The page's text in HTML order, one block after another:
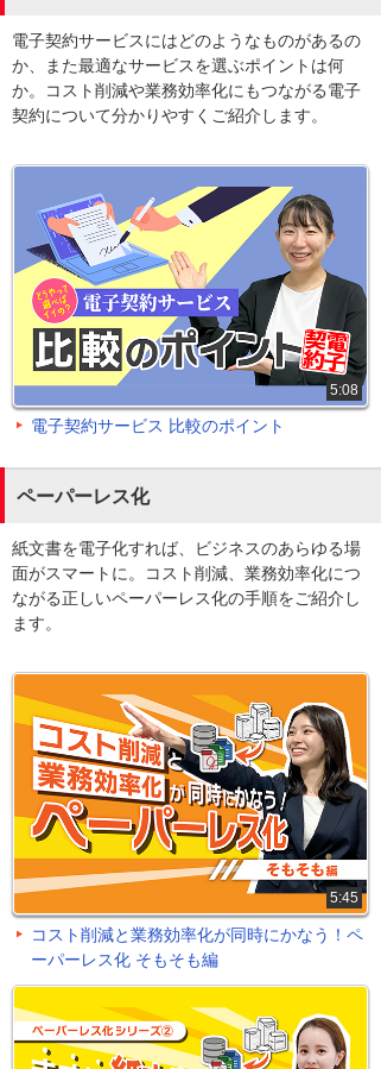
電子契約サービスにはどのようなものがあるの
か、また最適なサービスを選ぶポイントは何
か。コスト削減や業務効率化にもつながる電子
契約について分かりやすくご紹介します。
5:08
電子契約サービス 比較のポイント
ペーパーレス化
紙文書を電子化すれば、ビジネスのあらゆる場
面がスマートに。コスト削減、業務効率化につ
ながる正しいペーパーレス化の手順をご紹介し
ます。
5:45
コスト削減と業務効率化が同時にかなう！ペ
ーパーレス化 そもそも編